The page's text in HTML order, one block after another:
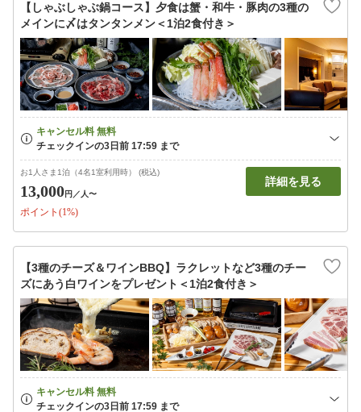
【しゃぶしゃぶ鍋コース】夕食は蟹・和牛・豚肉の3種の
メインに〆はタンタンメン＜1泊2食付き＞
お1人さま1泊（4名1室利用時） (税込)
13,000円 ／人〜
ポイント(1%)
詳細を見る
【3種のチーズ＆ワインBBQ】ラクレットなど3種のチー
ズにあう白ワインをプレゼント＜1泊2食付き＞